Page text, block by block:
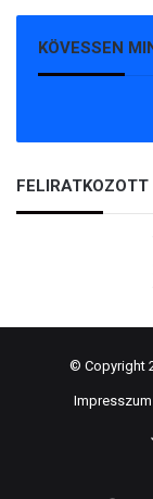
KÖVESSEN
© Copyright
Impresszum